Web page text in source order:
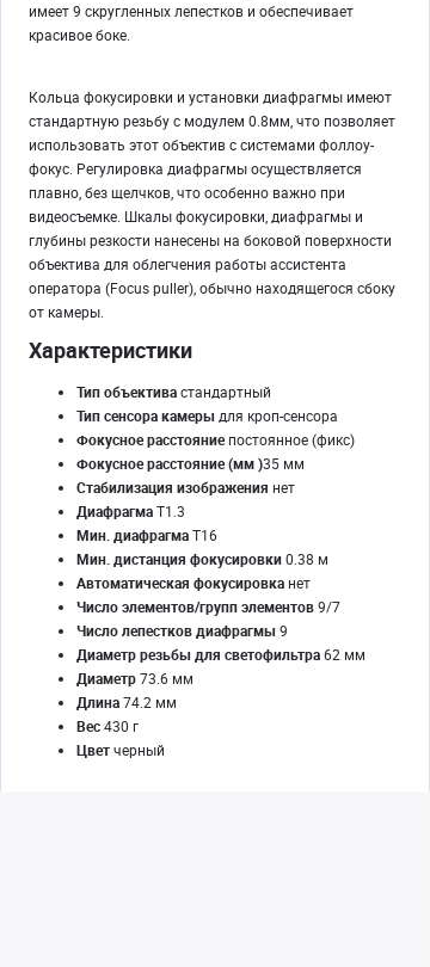
имеет 9 скругленных лепестков и обеспечивает
красивое боке.
Кольца фокусировки и установки диафрагмы имеют
стандартную резьбу с модулем 0.8мм, что позволяет
использовать этот объектив с системами фоллоу-
фокус. Регулировка диафрагмы осуществляется
плавно, без щелчков, что особенно важно при
видеосъемке. Шкалы фокусировки, диафрагмы и
глубины резкости нанесены на боковой поверхности
объектива для облегчения работы ассистента
оператора (Focus puller), обычно находящегося сбоку
от камеры.
Характеристики
Тип объективастандартный
Тип сенсора камеры для кроп-сенсора
Фокусное расстояниепостоянное (фикс)
Фокусное расстояние (мм )35 мм
Стабилизация изображения нет
ДиафрагмаT1.3
Мин. диафрагмаT16
Мин. дистанция фокусировки0.38 м
Автоматическая фокусировка нет
Число элементов/групп элементов9/7
Число лепестков диафрагмы 9
Диаметр резьбы для светофильтра62 мм
Диаметр73.6 мм
Длина74.2 мм
Вес430 г
Цветчерный